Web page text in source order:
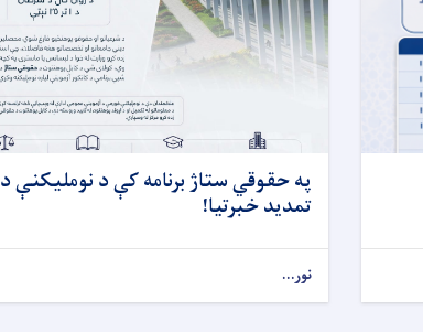
په حقوقي ستاژ برنامه کې د نوملیکنې د
تمدید خبرتیا!
نور...